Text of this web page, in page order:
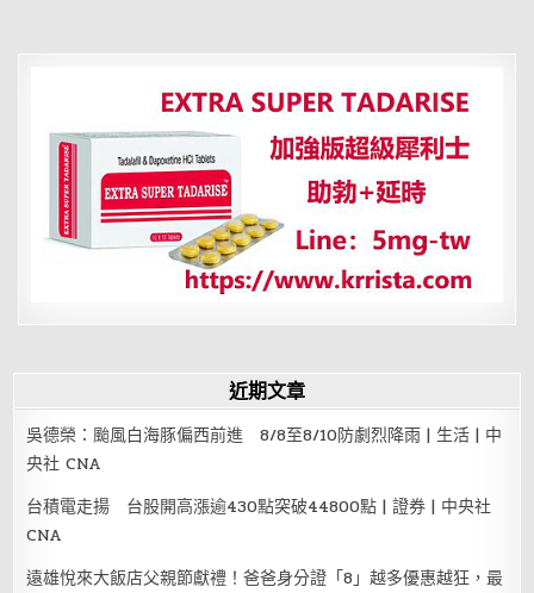
近期文章
吳德榮：颱風白海豚偏西前進 8/8至8/10防劇烈降雨 | 生活 | 中
央社 CNA
台積電走揚 台股開高漲逾430點突破44800點 | 證券 | 中央社
CNA
遠雄悅來大飯店父親節獻禮！爸爸身分證「8」越多優惠越狂，最